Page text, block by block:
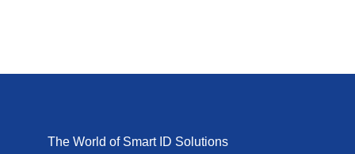
The World of Smart ID Solutions